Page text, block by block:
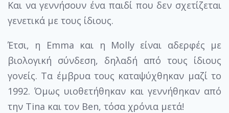
Και να γεννήσουν ένα παιδί που δεν σχετίζεται
γενετικά με τους ίδιους.
Έτσι, η Emma και η Molly είναι αδερφές με
βιολογική σύνδεση, δηλαδή από τους ίδιους
γονείς. Τα έμβρυα τους καταψύχθηκαν μαζί το
1992. Όμως υιοθετήθηκαν και γεννήθηκαν από
την Tina και τον Ben, τόσα χρόνια μετά!